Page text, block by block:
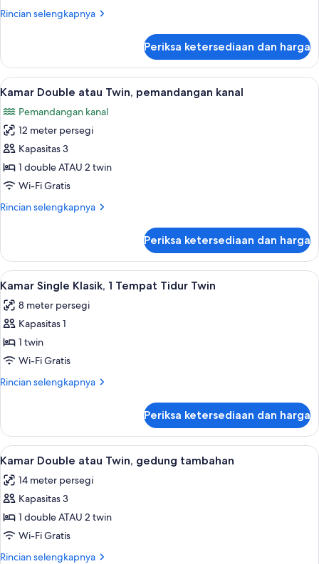
Rincian selengkapnya
Rincian
Small
Room
Periksa ketersediaan dan harga
Lihat
semua
foto
untuk
Kamar
Double
atau
pemandangan
Kamar Double atau Twin,
7
Kamar Double atau Twin, pemandangan kanal
Pemandangan kanal
12 meter persegi
Kapasitas 3
1 double ATAU 2 twin
Wi-Fi Gratis
Rincian selengkapnya
Rincian
Kamar
Double
atau
pemandangan
kanal
Periksa ketersediaan dan harga
Lihat
semua
foto
untuk
Kamar
Single
Klasik,
Tidur
Twin
Kamar Single Klasik, 1 Tempat Tidur
3
Kamar Single Klasik, 1 Tempat Tidur Twin
8 meter persegi
Kapasitas 1
1 twin
Wi-Fi Gratis
Rincian selengkapnya
Rincian
Kamar
Single
Klasik,
Tempat
Tidur
Periksa ketersediaan dan harga
Lihat
semua
foto
untuk
Kamar
Double
atau
Kamar Double atau Twin, gedung
7
Kamar Double atau Twin, gedung tambahan
14 meter persegi
Kapasitas 3
1 double ATAU 2 twin
Wi-Fi Gratis
Rincian selengkapnya
Rincian